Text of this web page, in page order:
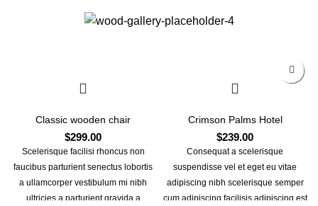
Classic wooden chair
$299.00
Scelerisque facilisi rhoncus non
faucibus parturient senectus lobortis
a ullamcorper vestibulum mi nibh
ultricies a parturient gravida a
Crimson Palms Hotel
$239.00
Consequat a scelerisque
suspendisse vel et eget eu vitae
adipiscing nibh scelerisque semper
cum adipiscing facilisis adipiscing est